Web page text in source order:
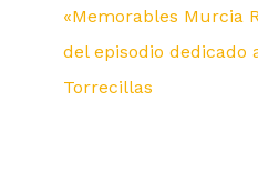
«Memorables Murcia
del episodio dedicado
Torrecillas